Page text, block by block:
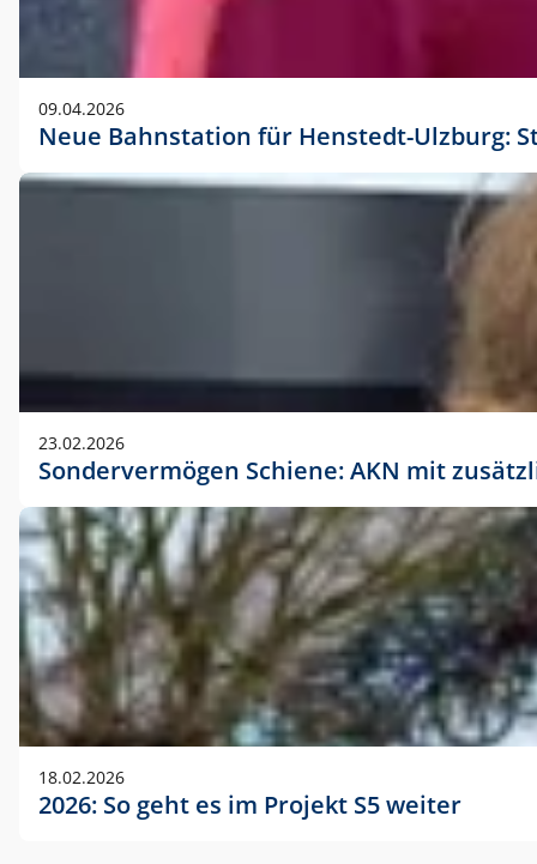
09.04.2026
Neue Bahnstation für Henstedt-Ulzburg:
23.02.2026
Sondervermögen Schiene: AKN mit
18.02.2026
2026: So geht es im Projekt S5 weiter